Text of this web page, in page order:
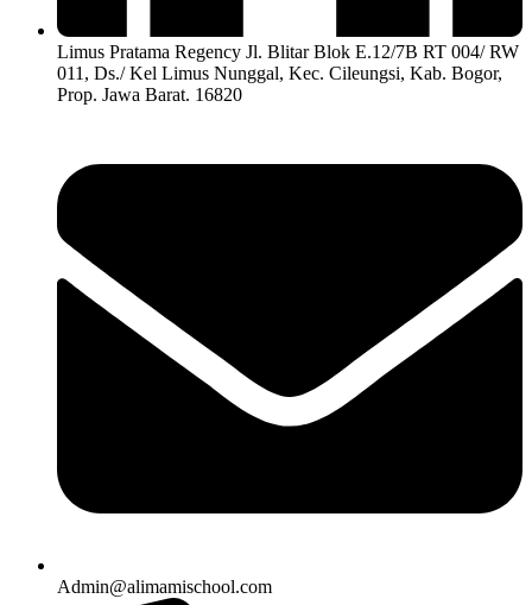
Limus Pratama Regency Jl. Blitar Blok E.12/7B RT 004/ RW
011, Ds./ Kel Limus Nunggal, Kec. Cileungsi, Kab. Bogor,
Prop. Jawa Barat. 16820
Admin@alimamischool.com